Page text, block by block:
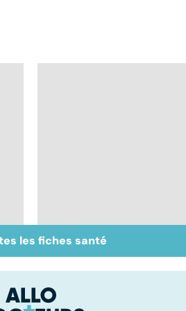
Suicide : prévenir le
passage à l'acte
les fiches santé